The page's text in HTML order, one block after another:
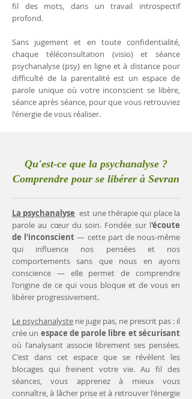
fil des mots, dans un travail introspectif
profond.
Sans jugement et en toute confidentialité,
chaque téléconsultation (visio) et séance
psychanalyse (psy) en ligne et à distance pour
difficulté de la parentalité est un espace de
parole unique où votre inconscient se libère,
séance après séance, pour que vous retrouviez
l'énergie de vous réaliser.
Qu'est-ce que la psychanalyse ?
Comprendre pour se libérer à Sevran
La psychanalyse est une thérapie qui place la
parole au cœur du soin. Fondée sur l'écoute
de l'inconscient— cette part de nous-même
qui influence nos pensées et nos
comportements sans que nous en ayons
conscience — elle permet de comprendre
l'origine de ce qui vous bloque et de vous en
libérer progressivement.
Le psychanalyste ne juge pas, ne prescrit pas : il
crée un espace de parole libre et sécurisant
où l'analysant associe librement ses pensées.
C'est dans cet espace que se révèlent les
blocages qui freinent votre vie. Au fil des
séances, vous apprenez à mieux vous
connaître, à lâcher prise et à retrouver l'énergie